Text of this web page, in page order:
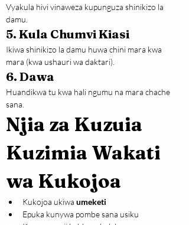
Vyakula hivi vinaweza kupunguza shinikizo la
damu.
5. Kula Chumvi Kiasi
Ikiwa shinikizo la damu huwa chini mara kwa
mara (kwa ushauri wa daktari).
6. Dawa
Huandikwa tu kwa hali ngumu na mara chache
sana.
Njia za Kuzuia
Kuzimia Wakati
wa Kukojoa
Kukojoa ukiwa umeketi
Epuka kunywa pombe sana usiku